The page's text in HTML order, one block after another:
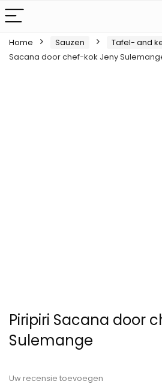
Home Sauzen Tafel- and
Sacana door chef-kok Jeny
Piripiri Sacana door
Sulemange
Uw recensie toevoegen